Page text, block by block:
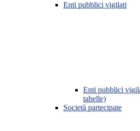
Enti pubblici vigilati
Enti pubblici
tabelle)
Società partecipate